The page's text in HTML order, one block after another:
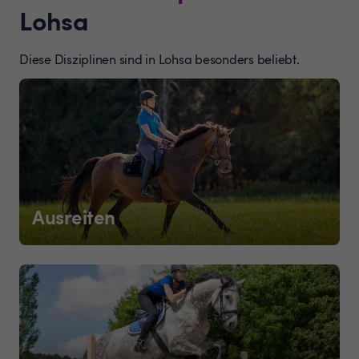
Lohsa
Diese Disziplinen sind in Lohsa besonders beliebt.
Ausreiten